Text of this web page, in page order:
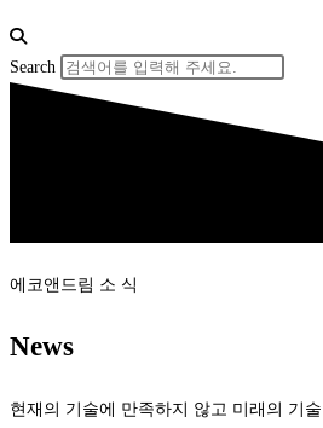
Search
에코앤드림 소 식
News
현재의 기술에 만족하지 않고 미래의 기